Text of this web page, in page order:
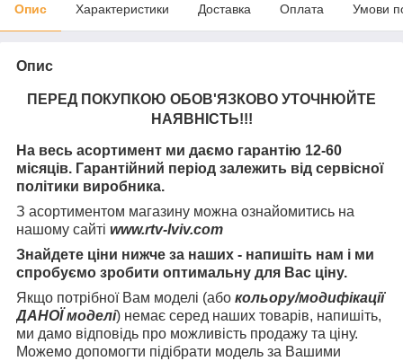
Опис Характеристики Доставка Оплата Умови
Опис
ПЕРЕД ПОКУПКОЮ ОБОВ'ЯЗКОВО УТОЧНЮЙТЕ
НАЯВНІСТЬ!!!
На весь асортимент ми даємо гарантію 12-60
місяців. Гарантійний період залежить від сервісної
політики виробника.
З асортиментом магазину можна ознайомитись на
нашому сайті www.rtv-lviv.com
Знайдете ціни нижче за наших - напишіть нам і ми
спробуємо зробити оптимальну для Вас ціну.
Якщо потрібної Вам моделі (або кольору/модифікації
ДАНОЇ моделі) немає серед наших товарів, напишіть,
ми дамо відповідь про можливість продажу та ціну.
Можемо допомогти підібрати модель за Вашими